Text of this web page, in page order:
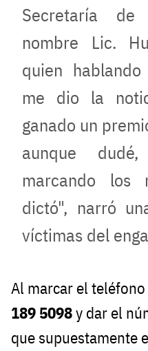
Secretaría de
nombre Lic.
quien
me dio la
ganado un
aunque
marcando los
dictó", narró
víctimas del
Al marcar el
189 5098y dar el
que supuestamente